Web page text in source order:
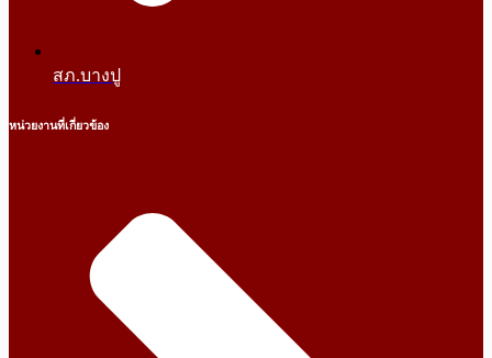
สภ.บางปู
หน่วยงานที่เกี่ยวข้อง